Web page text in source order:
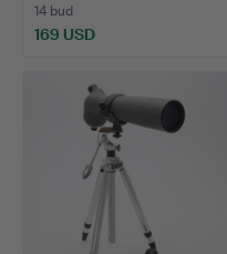
14 bud
169 USD